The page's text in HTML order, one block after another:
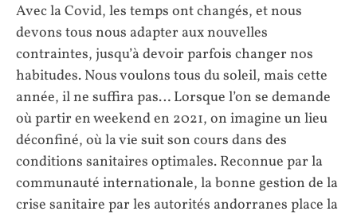
Avec la Covid, les temps ont changés, et nous
devons tous nous adapter aux nouvelles
contraintes, jusqu’à devoir parfois changer nos
habitudes. Nous voulons tous du soleil, mais cette
année, il ne suffira pas… Lorsque l’on se demande
où partir en weekend en 2021, on imagine un lieu
déconfiné, où la vie suit son cours dans des
conditions sanitaires optimales. Reconnue par la
communauté internationale, la bonne gestion de la
crise sanitaire par les autorités andorranes place la